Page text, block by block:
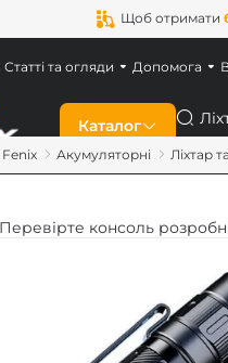
Щоб отримати
Каталог
Ліхтарі Fenix
Статті та огляди Допомога
Fenix Акумуляторні Ліхтар
консоль